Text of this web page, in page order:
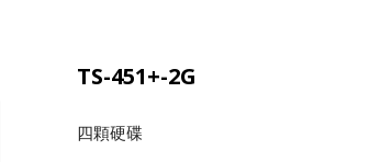
TS-451+-2G
四顆硬碟